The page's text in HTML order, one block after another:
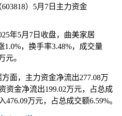
）5月7日主力资金
年5月7日收盘，曲美家居
1.0%，换手率3.48%，成交量
元。
，主力资金净流出277.08万
资金净流出199.02万元，占总成
476.09万元，占总成交额6.59%。